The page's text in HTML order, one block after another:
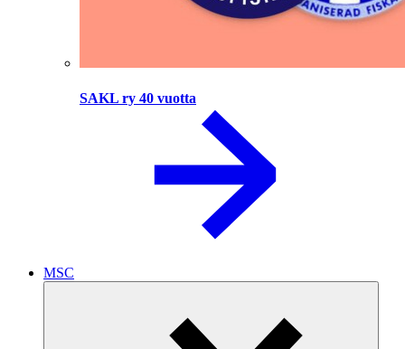
SAKL ry 40 vuotta
MSC